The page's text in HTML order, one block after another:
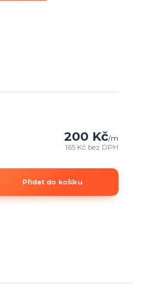
200 Kč/m
165 Kč bez DPH
Přidat do košíku